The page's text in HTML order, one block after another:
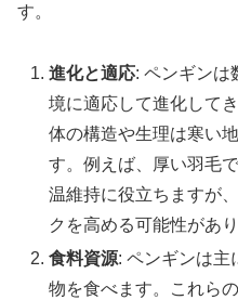
す。
進化と適応: ペンギンは
境に適応して進化して
体の構造や生理は寒い
す。例えば、厚い羽毛
温維持に役立ちますが
クを高める可能性があり
食料資源: ペンギンは主
物を食べます。これら